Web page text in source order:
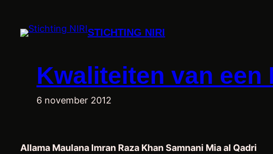
STICHTING NIRI
6 november 2012
Allama Maulana Imran Raza Khan Samnani Mia al Qadri